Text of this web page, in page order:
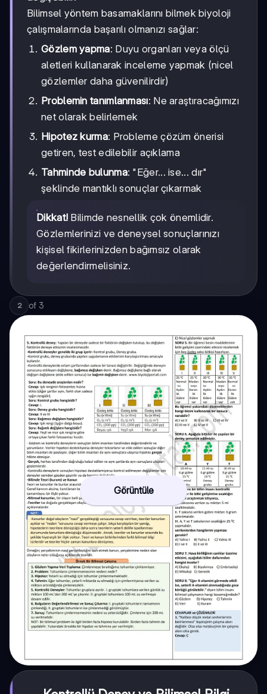
Bilimsel yöntem basamaklarını bilmek biyoloji
çalışmalarında başarılı olmanızı sağlar:
Gözlem yapma: Duyu organları veya ölçü
aletleri kullanarak inceleme yapmak (nicel
gözlemler daha güvenilirdir)
Problemin tanımlanması: Ne araştıracağımızı
net olarak belirlemek
Hipotez kurma: Probleme çözüm önerisi
getiren, test edilebilir açıklama
Tahminde bulunma: "Eğer... ise... dır"
şeklinde mantıklı sonuçlar çıkarmak
Dikkat! Bilimde nesnellik çok önemlidir.
Gözlemlerinizi ve deneysel sonuçlarınızı
kişisel fikirlerinizden bağımsız olarak
değerlendirmelisiniz.
2 of 3
Görüntüle